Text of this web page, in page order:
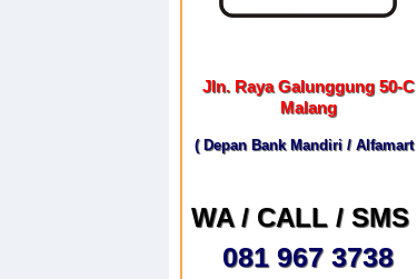
Jln. Raya Galunggung 50-C
Malang
( Depan Bank Mandiri / Alfamart
WA / CALL / SMS
081 967 3738